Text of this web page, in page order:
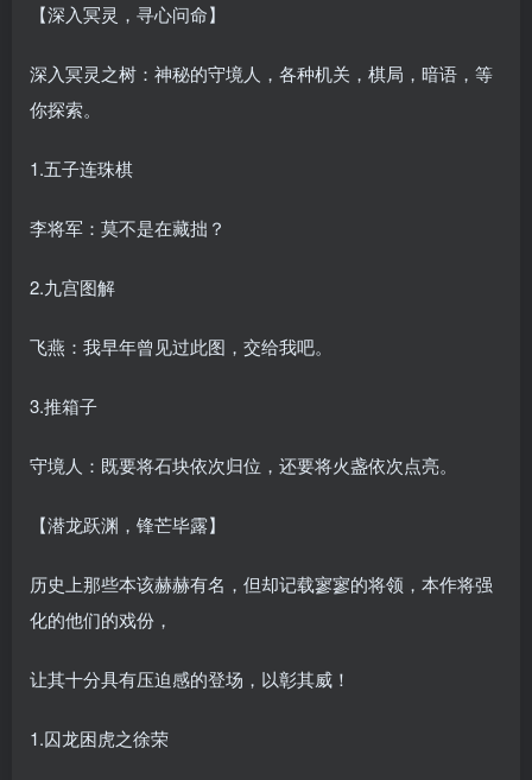
【深入冥灵，寻心问命】
深入冥灵之树：神秘的守境人，各种机关，棋局，暗语，等
你探索。
1.五子连珠棋
李将军：莫不是在藏拙？
2.九宫图解
飞燕：我早年曾见过此图，交给我吧。
3.推箱子
守境人：既要将石块依次归位，还要将火盏依次点亮。
【潜龙跃渊，锋芒毕露】
历史上那些本该赫赫有名，但却记载寥寥的将领，本作将强
化的他们的戏份，
让其十分具有压迫感的登场，以彰其威！
1.囚龙困虎之徐荣